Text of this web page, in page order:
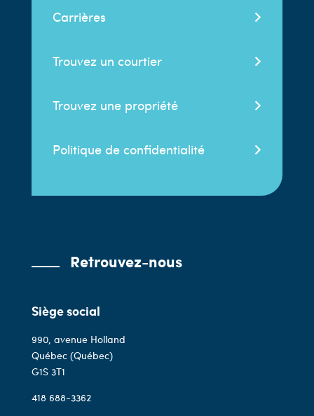
Carrières
Trouvez un courtier
Trouvez une propriété
Politique de confidentialité
Retrouvez-nous
Siège social
990, avenue Holland
Québec (Québec)
G1S 3T1
418 688-3362